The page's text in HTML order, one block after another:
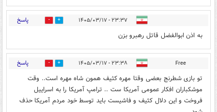
۲۳:۳۷ - ۱۴۰۵/۰۳/۱۷ 4 پاسخ
به اذن ابوالفضل قاتل رهبرو بزن
Free ۲۳:۳۸ - ۱۴۰۵/۰۳/۱۷ 4 پاسخ
تو بازی شطرنج بعضی وقتا مهره کثیف همون شاه مهره است.. وقت
موشکباران افکار عمومی آمریکا ست .. ترامپ آمریکا را به اسراییل
فروخت و این دلال کثیف و فاشیست باید توسط خود مردم آمریکا حذف